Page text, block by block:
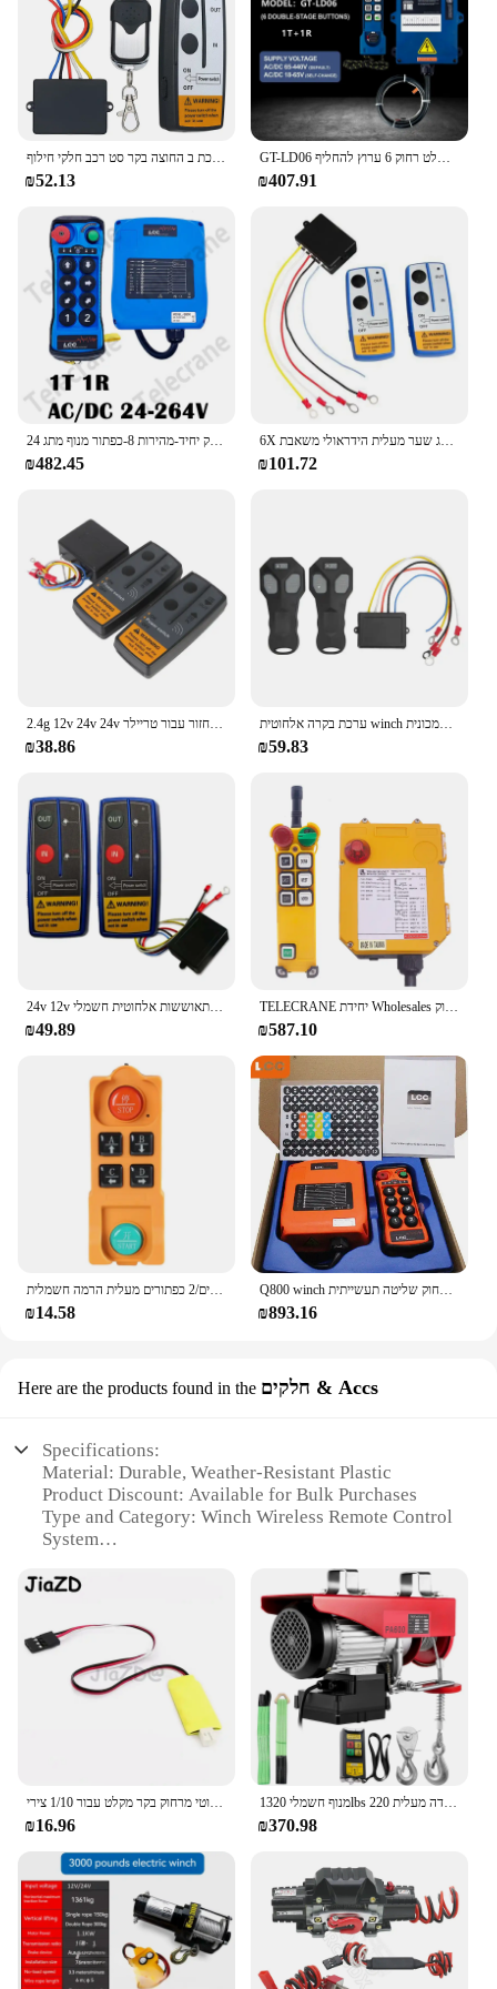
רכב כננת שלט רחוק ערכת ב החוצה בקר סט רכב חלקי חילוף
₪52.13
GT-LD06 רדיו תעשייתי אלחוטי מנוף מנוף להניף שלט רחוק 6 ערוץ להחליף F24-6D F26-C3 טלקום
₪407.91
תעשייתי רדיו שלט רחוק יחיד-מהירות 8-כפתור מנוף מתג 24v 110v 380v כננת חשמלית מנוף עמיד למים שלט רחוק
₪482.45
6X אלחוטי כננת שלט רחוק מתג שער מעלית הידראולי משאבת Dump מיטה 12V התאוששות Tow משאית
₪101.72
2.4g 12v 24v 24v חשמל מתג בקר אוניברסלי שחזור מרחוק שחזור עבור טריילר atv קרוון atv קרוון 7w
₪38.86
ערכת בקרה אלחוטית winch ערכת שלט רחוק איטום כפתור גומי בקר טנדר למכונית atv
₪59.83
₪49.89
TELECRANE יחידת Wholesales חדש סוג תעשייתי כננת מנוף שלט רחוק F21-6D AC DC 18-65V 65-440V 2PCB למנוף קריין
₪587.10
₪14.58
Q800 winch שליטה מרחוק מנוף אלחוטית מרחוק שליטה תעשייתית
₪893.16
Here are the products found in the חלקים & Accs
Specifications:
Material: Durable, Weather-Resistant Plastic
Product Discount: Available for Bulk Purchases
Type and Category: Winch Wireless Remote Control
System
Usage and Purpose: Ideal for Off-Road Recovery
and Heavy-Duty Applications
Typical Adaptive Scenario: Vehicle Recovery,
Industrial Lifting, Marine Operations
Shape or Size or Weight or Quantity: Compact,
Lightweight, Easy to Handle
Performance and Property: High-Frequency
Transmission, Long-Range Operation
Parts and Accessories: Includes Complete Set of
Components for Easy Installation
Features:
**Unmatched Reliability and Performance**
The Winch Wireless Remote Control System is a
cutting-edge innovation that revolutionizes the way
you operate your winch. This robust and reliable
piece of equipment is designed to withstand the
harshest environments, thanks to its durable,
weather-resistant plastic construction. Whether
₪16.96
מנוף חשמלי 1320lbs חשמלי 600 ק "ג פלדה מעלית 220v/110v להניף חשמלי עם שלט רחוק אלחוטי 12 מ '/דקה
₪370.98